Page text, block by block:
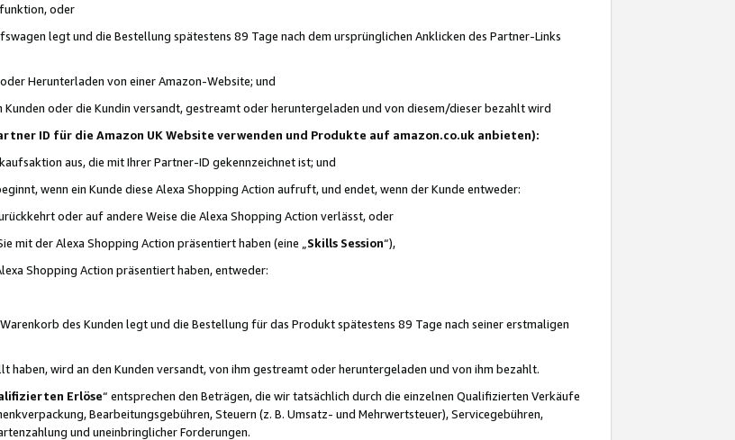
oder
legt und die Bestellung spätestens 89 Tage nach dem ursprünglichen Anklicken des Partner-Links
Herunterladen von einer Amazon-Website; und
oder die Kundin versandt, gestreamt oder heruntergeladen und von diesem/dieser bezahlt wird
ID für die Amazon UK Website verwenden und Produkte auf amazon.co.uk anbieten):
aus, die mit Ihrer Partner-ID gekennzeichnet ist; und
wenn ein Kunde diese Alexa Shopping Action aufruft, und endet, wenn der Kunde entweder:
oder auf andere Weise die Alexa Shopping Action verlässt, oder
der Alexa Shopping Action präsentiert haben (eine „ Skills Session“),
Shopping Action präsentiert haben, entweder:
des Kunden legt und die Bestellung für das Produkt spätestens 89 Tage nach seiner erstmaligen
wird an den Kunden versandt, von ihm gestreamt oder heruntergeladen und von ihm bezahlt.
Erlöse“ entsprechen den Beträgen, die wir tatsächlich durch die einzelnen Qualifizierten Verkäufe
Bearbeitungsgebühren, Steuern (z. B. Umsatz- und Mehrwertsteuer), Servicegebühren,
und uneinbringlicher Forderungen.